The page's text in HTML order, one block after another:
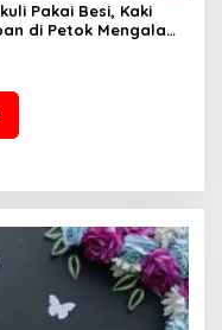
Pakai Besi, Kaki
di Petok Mengalami